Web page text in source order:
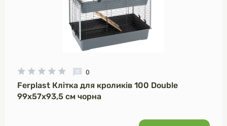
0
Ferplast Клітка для кроликів 100 Double
99х57х93,5 см чорна